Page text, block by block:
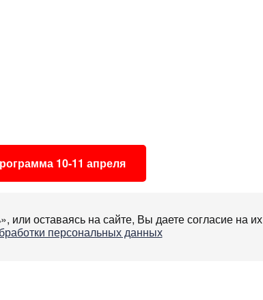
оставаясь на сайте, Вы даете согласие на их
персональных данных
10-11 апреля